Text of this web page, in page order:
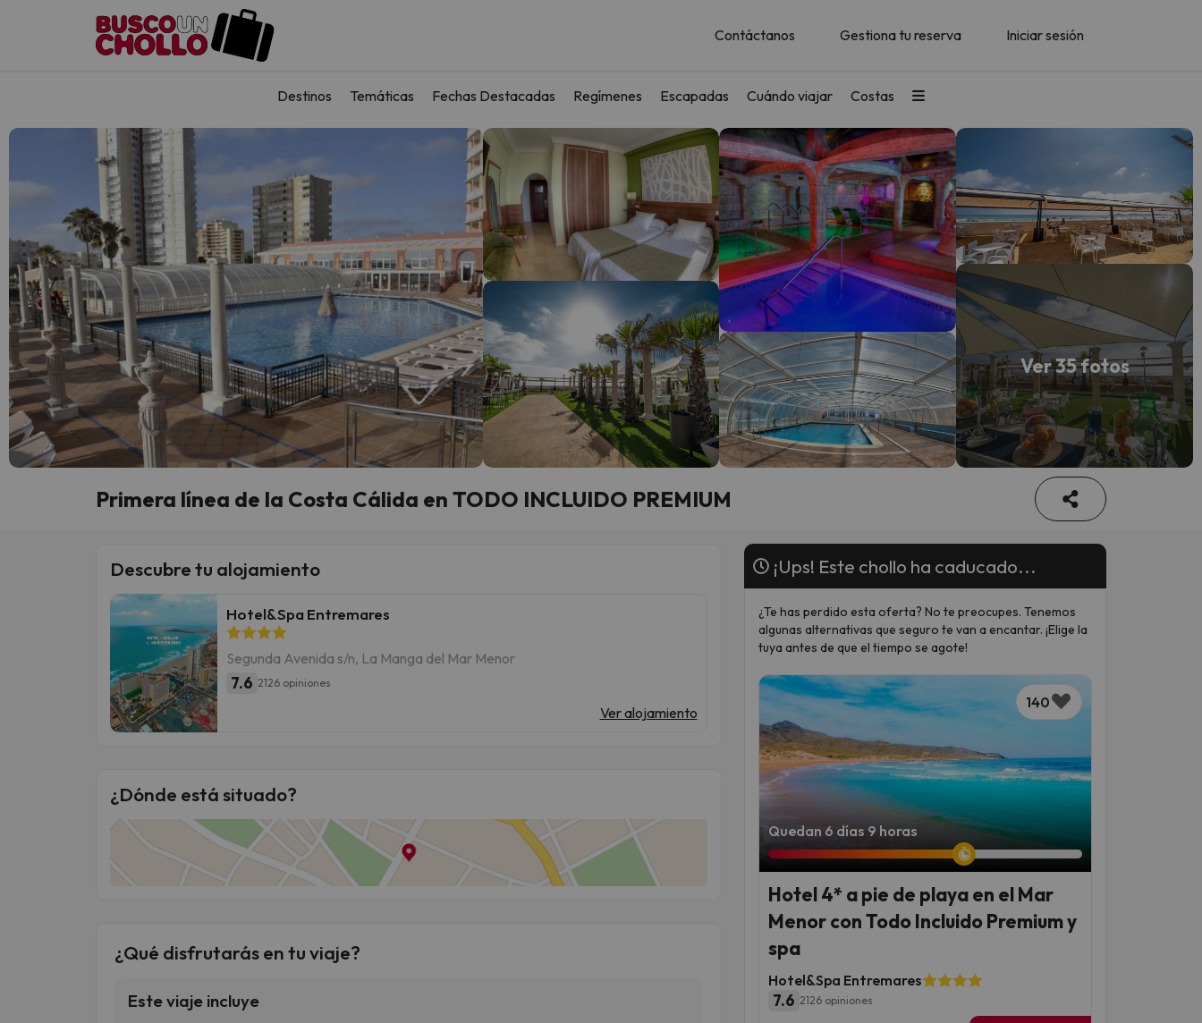
Contáctanos Gestiona tu reserva Iniciar sesión
Destinos Temáticas Fechas Destacadas Regímenes Escapadas Cuándo viajar Costas
Ver 35 fotos
Primera línea de la Costa Cálida en TODO INCLUIDO PREMIUM
Descubre tu alojamiento
Hotel&Spa Entremares
Segunda Avenida s/n, La Manga del Mar Menor
7.6 2126 opiniones
Ver alojamiento
¿Dónde está situado?
¿Qué disfrutarás en tu viaje?
Este viaje incluye
¡Ups! Este chollo ha caducado...
¿Te has perdido esta oferta? No te preocupes. Tenemos
algunas alternativas que seguro te van a encantar. ¡Elige la
tuya antes de que el tiempo se agote!
140
Quedan 6 días 9 horas
Hotel 4* a pie de playa en el Mar
Menor con Todo Incluido Premium y
spa
Hotel&Spa Entremares
7.6 2126 opiniones